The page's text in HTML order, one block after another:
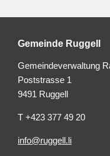
Gemeinde Ruggell
Gemeindeverwaltung
Poststrasse 1
9491 Ruggell
T +423 377 49 20
info@ruggell.li